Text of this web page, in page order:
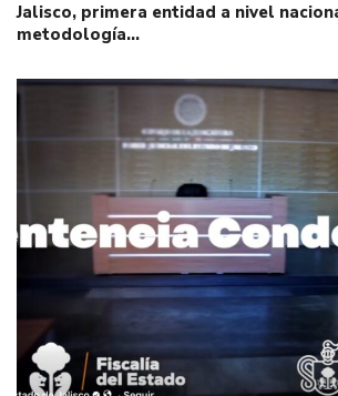
Jalisco, primera entidad a nivel
metodología…